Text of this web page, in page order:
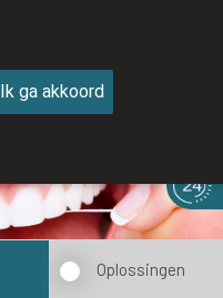
Oplossingen
Ik ga akkoord